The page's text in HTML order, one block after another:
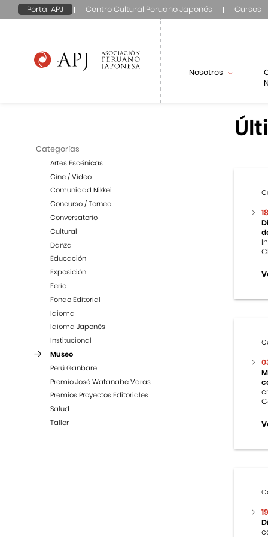
Portal APJ Centro Cultural Peruano Japonés Cursos
Nosotros
Categorías
Artes Escénicas
Cine / Video
Comunidad Nikkei
Concurso / Torneo
Conversatorio
Cultural
Danza
Educación
Exposición
Feria
Fondo Editorial
Idioma
Idioma Japonés
Institucional
Museo
Perú Ganbare
Premio José Watanabe Varas
Premios Proyectos Editoriales
Salud
Taller